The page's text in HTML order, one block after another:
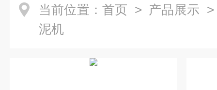
当前位置： 首页 > 产品展示
泥机